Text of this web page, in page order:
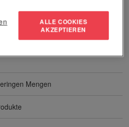
Mengen
ALLE COOKIES
AKZEPTIEREN